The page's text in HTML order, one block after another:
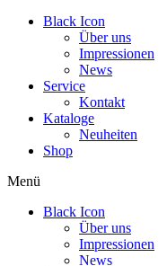
Black Icon
Über uns
Impressionen
News
Service
Kontakt
Kataloge
Neuheiten
Shop
Menü
Black Icon
Über uns
Impressionen
News